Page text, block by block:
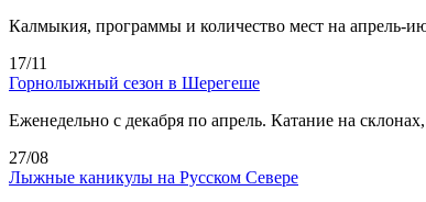
Калмыкия, программы и количество мест на апрель-
17/11
Горнолыжный сезон в Шерегеше
Еженедельно с декабря по апрель. Катание на
27/08
Лыжные каникулы на Русском Севере